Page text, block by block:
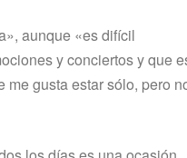
aunque «es difícil
y conciertos y que
me gusta estar sólo, pero